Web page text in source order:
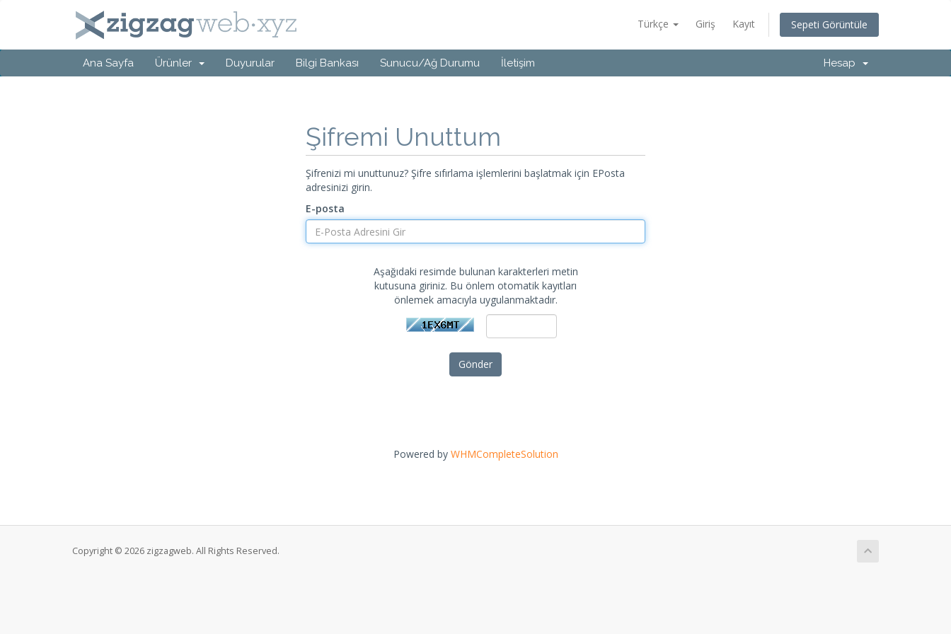
Türkçe Giriş Kayıt Sepeti Görüntüle
Ana Sayfa Ürünler Duyurular Bilgi Bankası Sunucu/Ağ Durumu İletişim Hesap
Şifremi Unuttum
Şifrenizi mi unuttunuz? Şifre sıfırlama işlemlerini başlatmak için EPosta
adresinizi girin.
E-posta
Aşağıdaki resimde bulunan karakterleri metin
kutusuna giriniz. Bu önlem otomatik kayıtları
önlemek amacıyla uygulanmaktadır.
Gönder
Powered by WHMCompleteSolution
Copyright © 2026 zigzagweb. All Rights Reserved.